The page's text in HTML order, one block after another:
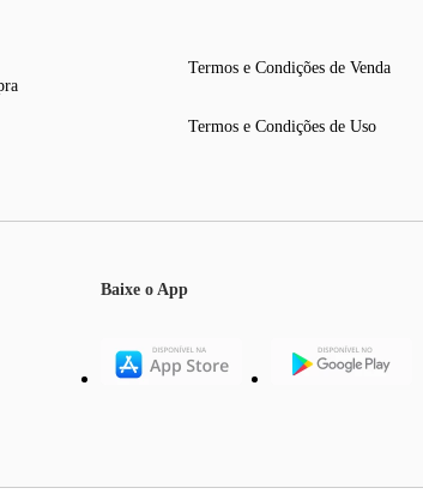
Termos e Condições de Venda
Termos e Condições de Uso
Baixe o App